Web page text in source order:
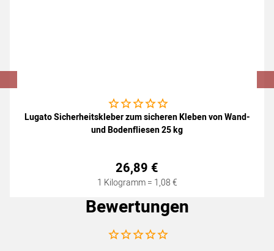
Noch keine Bewertungen abgegeben
Lugato Sicherheitskleber zum sicheren Kleben von Wand-
und Bodenfliesen 25 kg
26,89 €
1 Kilogramm = 1,08€
Bewertungen
Noch keine Bewertungen abgegeben